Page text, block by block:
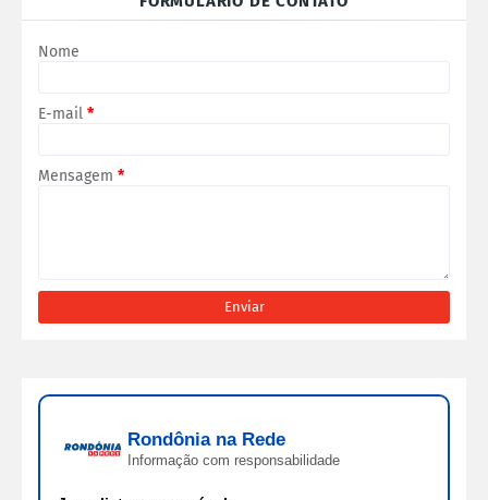
Nome
E-mail *
Mensagem *
Rondônia na Rede
Informação com responsabilidade